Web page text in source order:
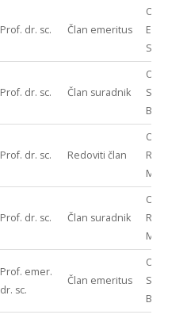
Prof. dr. sc. Član emeritus
ODJEL
Prof. dr. sc. Član suradnik
ODJEL
Prof. dr. sc. Redoviti član
ODJEL
Prof. dr. sc. Član suradnik
ODJEL
Prof. emer.
dr. sc.
Član emeritus
ODJEL